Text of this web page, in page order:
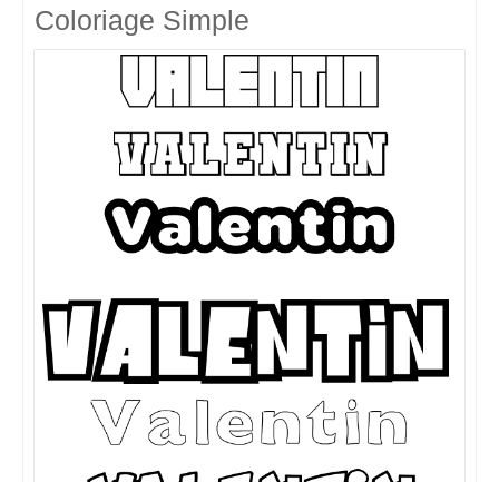
Coloriage Simple